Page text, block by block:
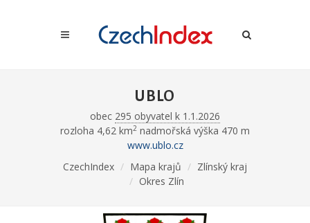
UBLO
obec 295 obyvatel k 1.1.2026
rozloha 4,62 km2 nadmořská výška 470 m
www.ublo.cz
CzechIndex
Mapa krajů
Zlínský kraj
Okres Zlín